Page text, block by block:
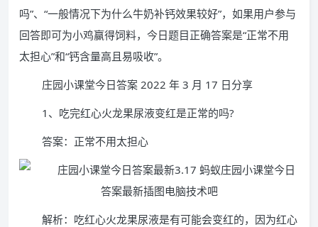
吗”、“一般情况下为什么牛奶补钙效果较好”，如果用户参与
回答即可为小鸡赢得饲料，今日题目正确答案是“正常不用
太担心”和“钙含量高且易吸收”。
庄园小课堂今日答案 2022 年 3 月 17 日分享
1、吃完红心火龙果尿液变红是正常的吗?
答案：正常不用太担心
解析：吃红心火龙果尿液是有可能会变红的，因为红心